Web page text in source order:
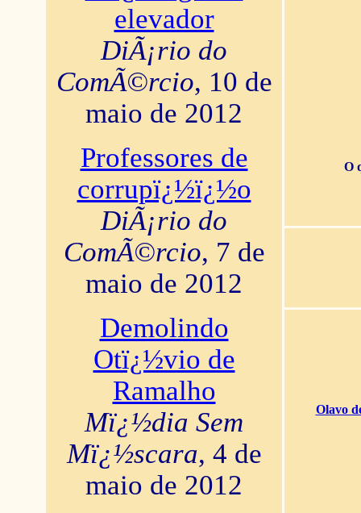
elevador
DiÃ¡rio do
ComÃ©rcio, 10 de
maio de 2012
Professores de
corrupï¿½ï¿½o
DiÃ¡rio do
ComÃ©rcio, 7 de
maio de 2012
Demolindo
Otï¿½vio de
Ramalho
Mï¿½dia Sem
Mï¿½scara, 4 de
maio de 2012
O
Olavo